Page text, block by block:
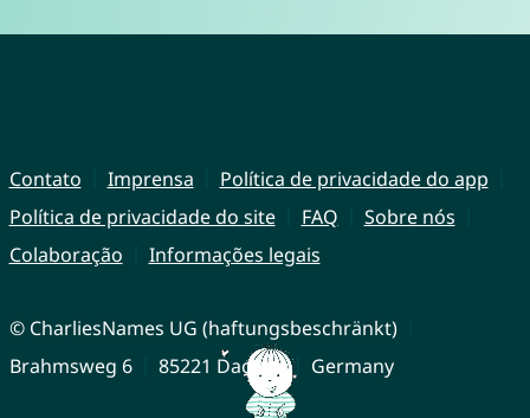
Contato Imprensa
Política de privacidade do app
Política de privacidade do site
FAQ
Sobre nós
Colaboração
Informações legais
© CharliesNames UG (haftungsbeschränkt)
Brahmsweg 6
85221 Dachau Germany